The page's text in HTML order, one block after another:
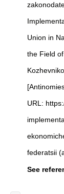
Union in
the Field
URL:
federatsii
See